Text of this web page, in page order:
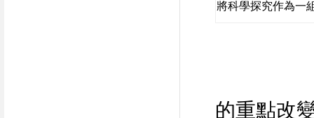
將科學探究作為一
的重點改